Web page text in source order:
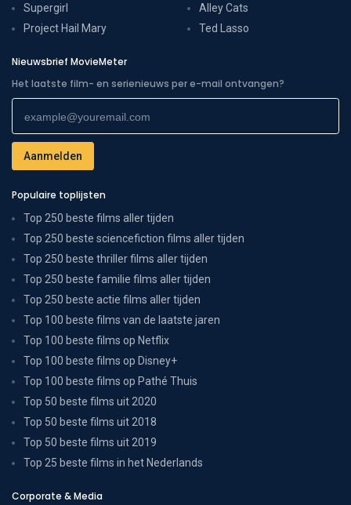
Supergirl
Project Hail Mary
Alley Cats
Ted Lasso
Nieuwsbrief MovieMeter
Het laatste film- en serienieuws per e-mail ontvangen?
Populaire toplijsten
Top 250 beste films aller tijden
Top 250 beste sciencefiction films aller tijden
Top 250 beste thriller films aller tijden
Top 250 beste familie films aller tijden
Top 250 beste actie films aller tijden
Top 100 beste films van de laatste jaren
Top 100 beste films op Netflix
Top 100 beste films op Disney+
Top 100 beste films op Pathé Thuis
Top 50 beste films uit 2020
Top 50 beste films uit 2018
Top 50 beste films uit 2019
Top 25 beste films in het Nederlands
Corporate & Media